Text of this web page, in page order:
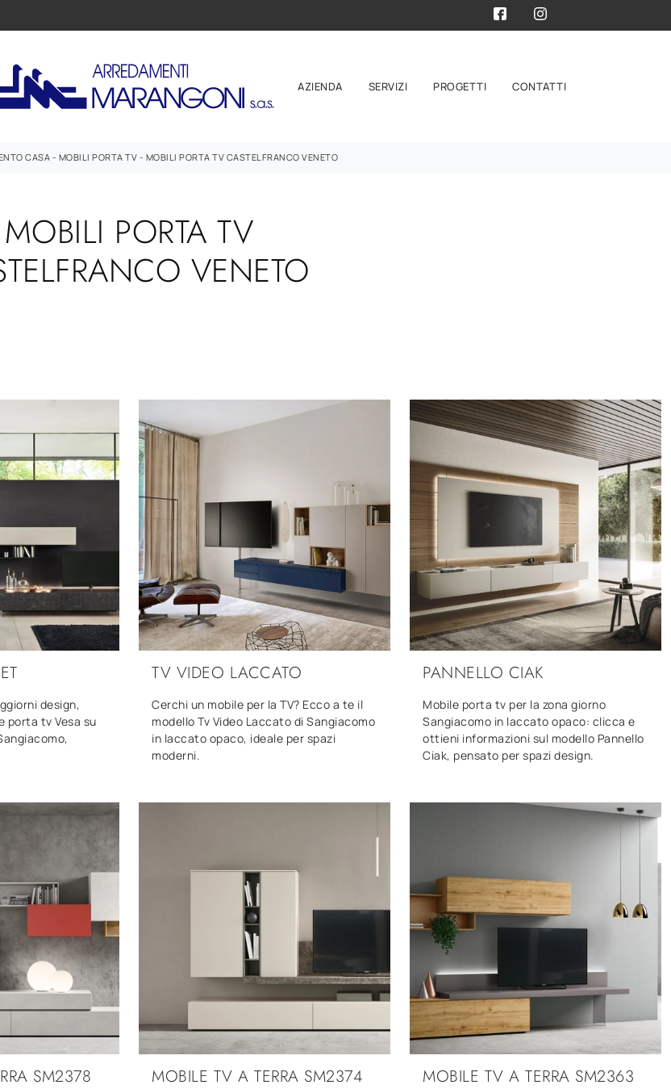
AZIENDA SERVIZI PROGETTI CONTATTI
CASA - MOBILI PORTA TV - MOBILI PORTA TV CASTELFRANCO VENETO
MOBILI PORTA TV
VENETO
design,
porta tv Vesa su
TV VIDEO LACCATO
Cerchi un mobile per la TV? Ecco a te il
modello Tv Video Laccato di Sangiacomo
in laccato opaco, ideale per spazi
moderni.
PANNELLO CIAK
Mobile porta tv per la zona giorno
Sangiacomo in laccato opaco: clicca e
ottieni informazioni sul modello Pannello
Ciak, pensato per spazi design.
SM2378 MOBILE TV A TERRA SM2374 MOBILE TV A TERRA SM2363